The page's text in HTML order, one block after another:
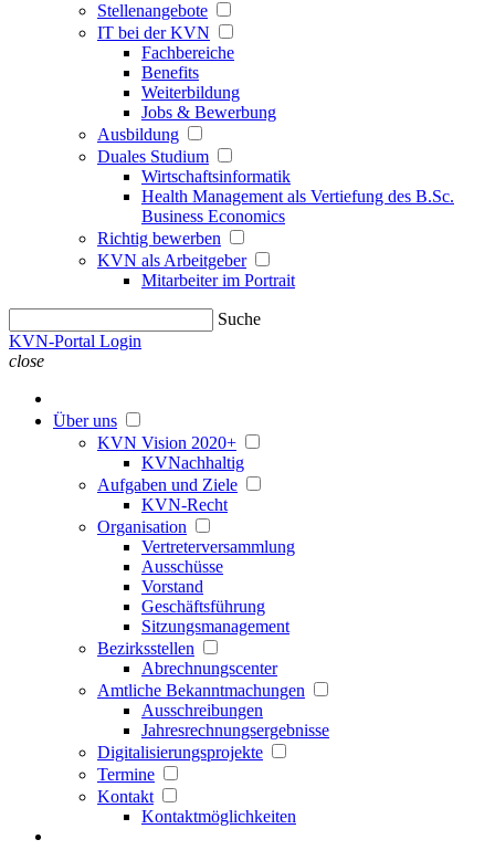
Stellenangebote
IT bei der KVN
Fachbereiche
Benefits
Weiterbildung
Jobs & Bewerbung
Ausbildung
Duales Studium
Wirtschaftsinformatik
Health Management als Vertiefung des B.Sc.
Business Economics
Richtig bewerben
KVN als Arbeitgeber
Mitarbeiter im Portrait
Suche
KVN-Portal Login
close
Über uns
KVN Vision 2020+
KVNachhaltig
Aufgaben und Ziele
KVN-Recht
Organisation
Vertreterversammlung
Ausschüsse
Vorstand
Geschäftsführung
Sitzungsmanagement
Bezirksstellen
Abrechnungscenter
Amtliche Bekanntmachungen
Ausschreibungen
Jahresrechnungsergebnisse
Digitalisierungsprojekte
Termine
Kontakt
Kontaktmöglichkeiten